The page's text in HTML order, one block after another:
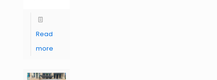
Read
more